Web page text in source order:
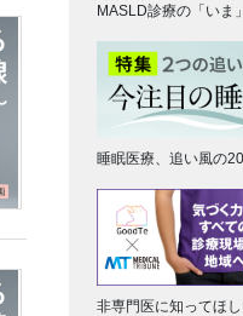
MASLD診療の「いま
睡眠医療、追い風の
非専門医に知ってほ